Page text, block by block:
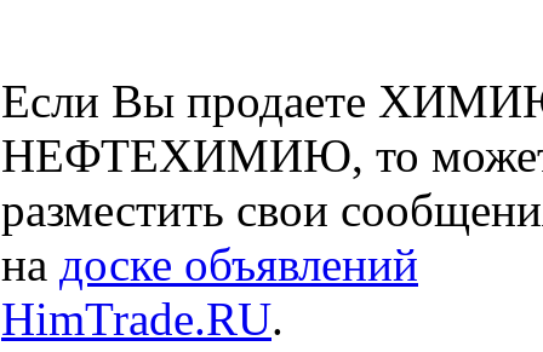
Если Вы продаете
НЕФТЕХИМИЮ, то
разместить свои
на доске объявлений
HimTrade.RU.